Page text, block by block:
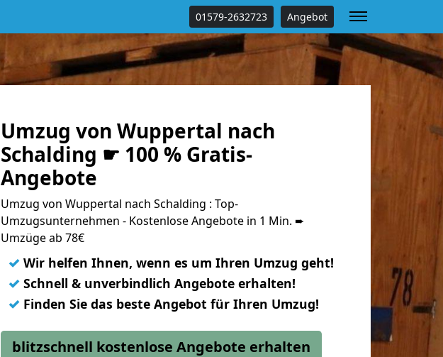
01579-2632723 Angebot
Umzug von Wuppertal nach
Schalding ☛ 100 % Gratis-
Angebote
Umzug von Wuppertal nach Schalding : Top-
Umzugsunternehmen - Kostenlose Angebote in 1 Min. ➨
Umzüge ab 78€
✓ Wir helfen Ihnen, wenn es um Ihren Umzug geht!
✓ Schnell & unverbindlich Angebote erhalten!
✓ Finden Sie das beste Angebot für Ihren Umzug!
blitzschnell kostenlose Angebote erhalten